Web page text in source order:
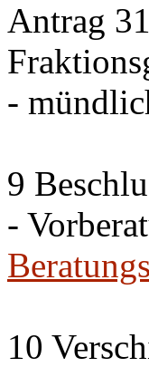
Antrag
-
9
-
10